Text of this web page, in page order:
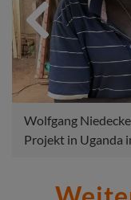
Previous
Wolfgang
Projekt in Uganda